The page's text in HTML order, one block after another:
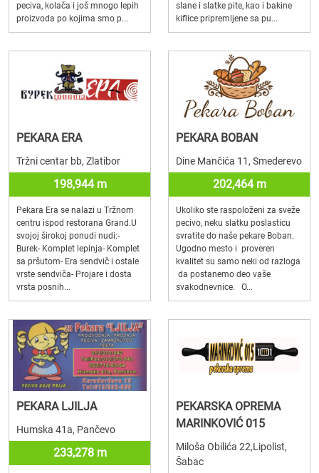
peciva, kolača i još mnogo lepih
proizvoda po kojima smo p...
slane i slatke pite, kao i bakine
kiflice pripremljene sa pu...
PEKARA ERA
Tržni centar bb, Zlatibor
198,944 m
Pekara Era se nalazi u Tržnom
centru ispod restorana Grand.U
svojoj širokoj ponudi nudi:-
Burek- Komplet lepinja- Komplet
sa pršutom- Era sendvič i ostale
vrste sendviča- Projare i dosta
vrsta posnih...
PEKARA BOBAN
Dine Mančića 11, Smederevo
202,464 m
Ukoliko ste raspoloženi za sveže
pecivo, neku slatku poslasticu
svratite do naše pekare Boban.
Ugodno mesto i proveren
kvalitet su samo neki od razloga
da postanemo deo vaše
svakodnevnice. O...
PEKARA LJILJA
Humska 41a, Pančevo
233,278 m
PEKARSKA OPREMA
MARINKOVIĆ 015
Miloša Obilića 22,Lipolist,
Šabac